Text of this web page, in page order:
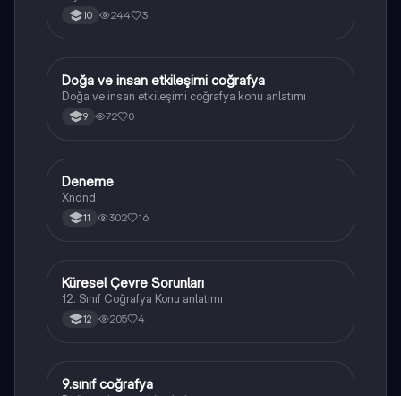
10 244 3
Coğrafya
Doğa ve insan etkileşimi coğrafya
Doğa ve insan etkileşimi coğrafya konu anlatımı
9 72 0
Coğrafya
Deneme
Xndnd
11 302 16
Coğrafya
Küresel Çevre Sorunları
12. Sınıf Coğrafya Konu anlatımı
12 205 4
Coğrafya
9.sınıf coğrafya